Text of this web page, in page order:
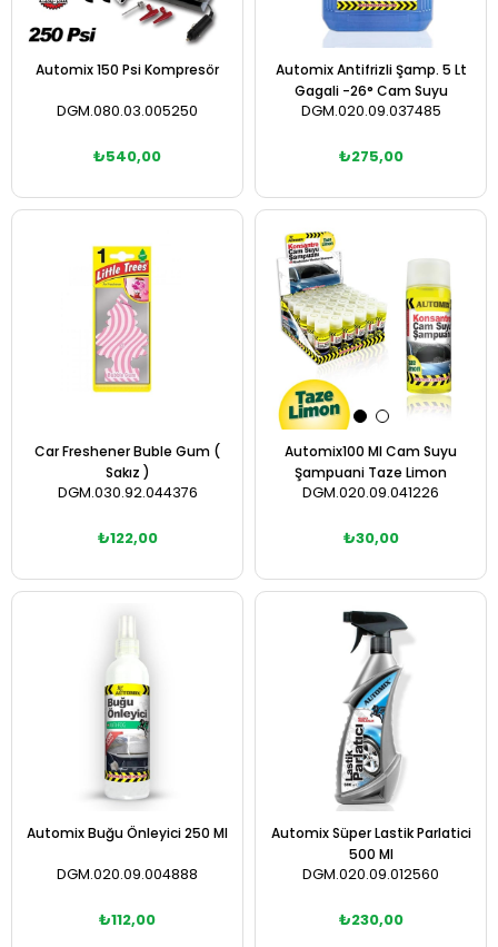
Automix 150 Psi Kompresör
DGM.080.03.005250
₺540,00
Automix Antifrizli Şamp. 5 Lt
Gagali -26° Cam Suyu
DGM.020.09.037485
₺275,00
Sepete Ekle
Car Freshener Buble Gum (
Sakız )
DGM.030.92.044376
₺122,00
Sepete Ekle
Automix100 Ml Cam Suyu
Şampuani Taze Limon
DGM.020.09.041226
₺30,00
Sepete Ekle
Automix Buğu Önleyici 250 Ml
DGM.020.09.004888
₺112,00
Automix Süper Lastik Parlatici
500 Ml
DGM.020.09.012560
₺230,00